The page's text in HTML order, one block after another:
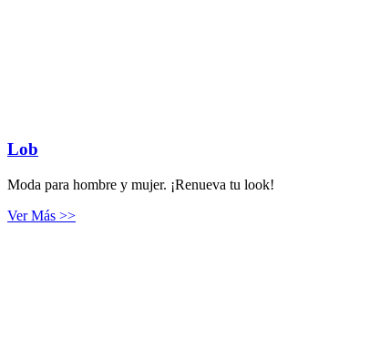
Lob
Moda para hombre y mujer. ¡Renueva tu look!
Ver Más >>